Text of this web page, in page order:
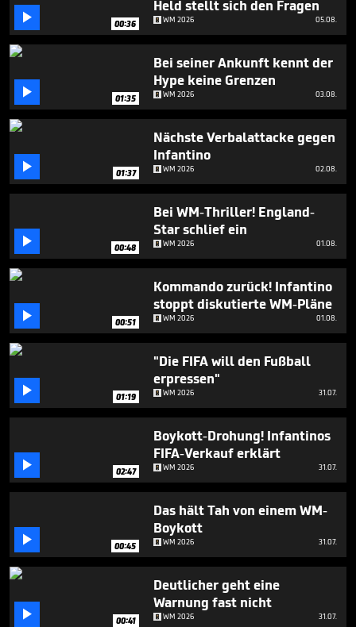
minutes,
seconds
 00:36
Held stellt sich den Fragen
WM 2026 05.08.
 01:35
Bei seiner Ankunft kennt der
Hype keine Grenzen
WM 2026 03.08.
 01:37
Nächste Verbalattacke gegen
Infantino
WM 2026 02.08.
 00:48
Bei WM-Thriller! England-
Star schlief ein
WM 2026 01.08.
 00:51
Kommando zurück! Infantino
stoppt diskutierte WM-Pläne
WM 2026 01.08.
 01:19
"Die FIFA will den Fußball
erpressen"
WM 2026 31.07.
 02:47
Boykott-Drohung! Infantinos
FIFA-Verkauf erklärt
WM 2026 31.07.
 00:45
Das hält Tah von einem WM-
Boykott
WM 2026 31.07.
 00:41
Deutlicher geht eine
Warnung fast nicht
WM 2026 31.07.